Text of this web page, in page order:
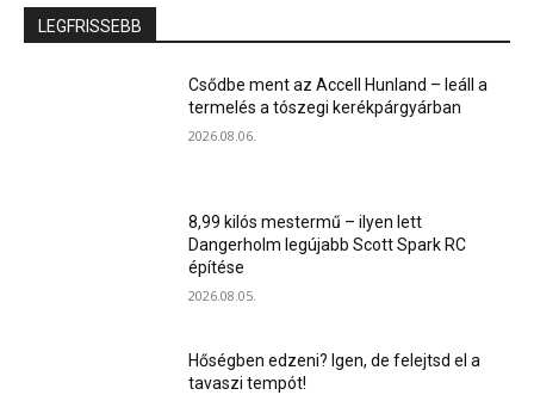
LEGFRISSEBB
Csődbe ment az Accell Hunland – leáll a
termelés a tószegi kerékpárgyárban
2026.08.06.
8,99 kilós mestermű – ilyen lett
Dangerholm legújabb Scott Spark RC
építése
2026.08.05.
Hőségben edzeni? Igen, de felejtsd el a
tavaszi tempót!